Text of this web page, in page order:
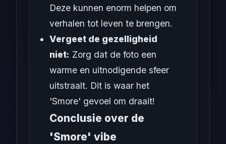
Deze kunnen enorm helpen om
verhalen tot leven te brengen.
Vergeet de gezelligheid
niet: Zorg dat de foto een
warme en uitnodigende sfeer
uitstraalt. Dit is waar het
'Smore' gevoel om draait!
Conclusie over de
'Smore' vibe